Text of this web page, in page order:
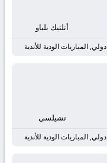
أتلتيك بلباو
دولي, المباريات الودية للأندية
تشيلسي
دولي, المباريات الودية للأندية